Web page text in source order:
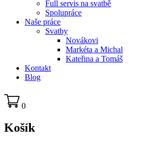
Full servis na svatbě
Spolupráce
Naše práce
Svatby
Novákovi
Markéta a Michal
Kateřina a Tomáš
Kontakt
Blog
0
Košík